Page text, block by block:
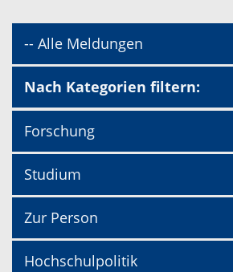
-- Alle Meldungen
Nach Kategorien filtern:
Forschung
Studium
Zur Person
Hochschulpolitik